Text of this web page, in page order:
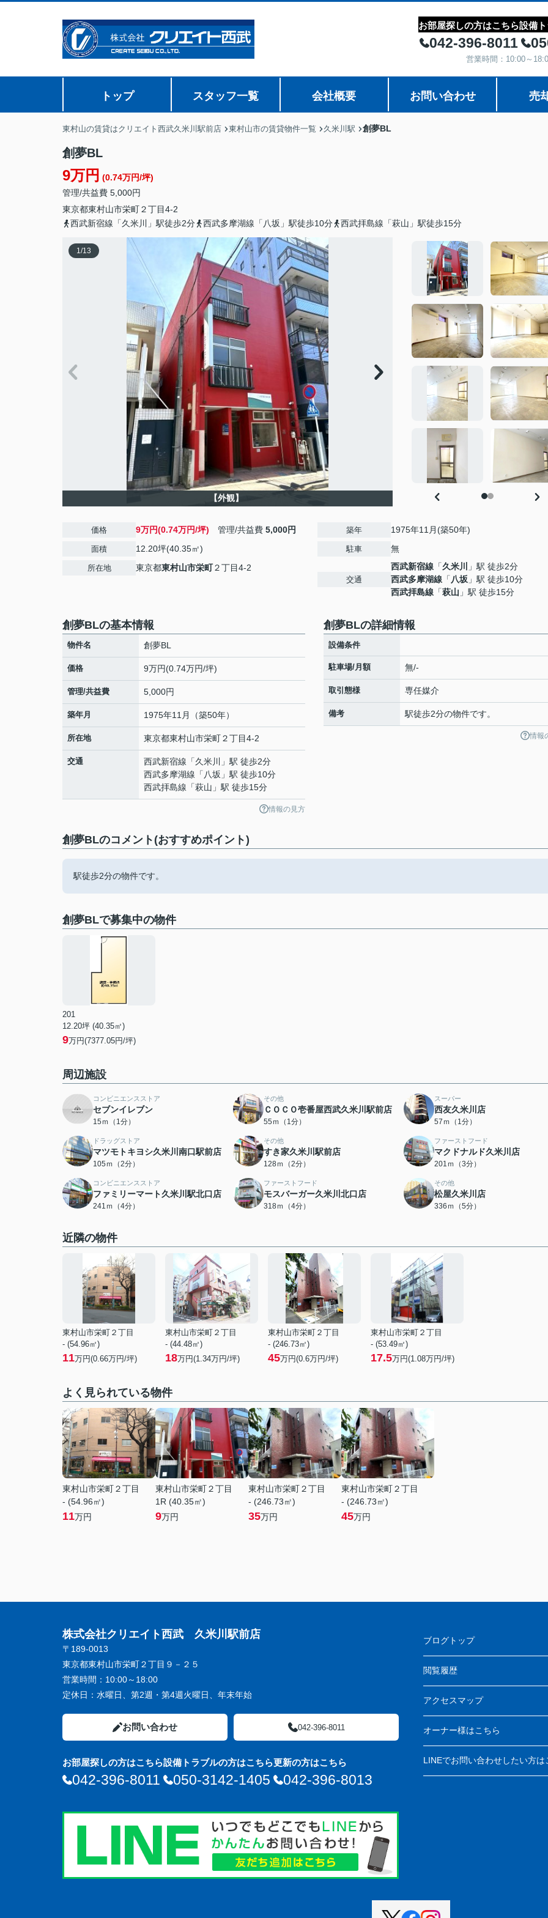
お部屋探しの方はこちら
042-396-8011
設備
営業時間：10:00～
トップ スタッフ一覧 会社概要 お問い合わせ 売
東村山の賃貸はクリエイト西武久米川駅前店 東村山市の賃貸物件一覧 久米川駅 創夢BL
創夢BL
9万円 (0.74万円/坪)
管理/共益費 5,000円
東京都東村山市栄町２丁目4-2
西武新宿線「久米川」駅徒歩2分
西武多摩湖線「八坂」駅徒歩10分 西武拝島線「萩山」駅徒歩15分
1/13
【外観】
価格 9万円(0.74万円/坪) 管理/共益費 5,000円
面積 12.20坪(40.35㎡)
所在地 東京都東村山市栄町２丁目4-2
築年 1975年11月(築50年)
駐車 無
交通
西武新宿線 「久米川
」駅 徒歩2分
西武多摩湖線 「 八坂 」駅 徒歩10分
西武拝島線 「萩山 」駅 徒歩15分
創夢BLの基本情報
物件名 創夢BL
価格 9万円(0.74万円/坪)
管理/共益費 5,000円
築年月 1975年11月（築50年）
所在地 東京都東村山市栄町２丁目4-2
交通 西武新宿線 「久米川
」駅 徒歩2分
西武多摩湖線 「 八坂 」駅 徒歩10分
西武拝島線 「萩山 」駅 徒歩15分
情報の見方
創夢BLの詳細情報
設備条件
駐車場/月額 無/-
取引態様 専任媒介
備考 駅徒歩2分の物件です。
情報
創夢BLのコメント(おすすめポイント)
駅徒歩2分の物件です。
創夢BLで募集中の物件
201
12.20坪 (40.35㎡)
9万円(7377.05円/坪)
周辺施設
コンビニエンスストア
セブンイレブン
15ｍ（1分）
その他
ＣＯＣＯ壱番屋西武久米川駅前店
55ｍ（1分）
スーパー
西友久米川店
57ｍ（1分）
ドラッグストア
マツモトキヨシ久米川南口駅前店
105ｍ（2分）
その他
すき家久米川駅前店
128ｍ（2分）
ファーストフード
マクドナルド久米川店
201ｍ（3分）
コンビニエンスストア
ファミリーマート久米川駅北口店
241ｍ（4分）
ファーストフード
モスバーガー久米川北口店
318ｍ（4分）
その他
松屋久米川店
336ｍ（5分）
近隣の物件
東村山市栄町２丁目
- (54.96㎡)
11万円(0.66万円/坪)
東村山市栄町２丁目
- (44.48㎡)
18万円(1.34万円/坪)
東村山市栄町２丁目
- (246.73㎡)
45万円(0.6万円/坪)
東村山市栄町２丁目
- (53.49㎡)
17.5万円(1.08万円/坪)
よく見られている物件
東村山市栄町２丁目
- (54.96㎡)
11万円
東村山市栄町２丁目
1R (40.35㎡)
9万円
東村山市栄町２丁目
- (246.73㎡)
35万円
東村山市栄町２丁目
- (246.73㎡)
45万円
株式会社クリエイト西武 久米川駅前店
〒189-0013
東京都東村山市栄町２丁目９－２５
営業時間： 10:00～18:00
定休日： 水曜日、第2週・第4週火曜日、年末年始
お問い合わせ 042-396-8011
お部屋探しの方はこちら
042-396-8011
設備トラブルの方はこちら
050-3142-1405
更新の方はこちら
042-396-8013
ブログトップ
閲覧履歴
アクセスマップ
オーナー様はこちら
LINEでお問い合わせしたい方は